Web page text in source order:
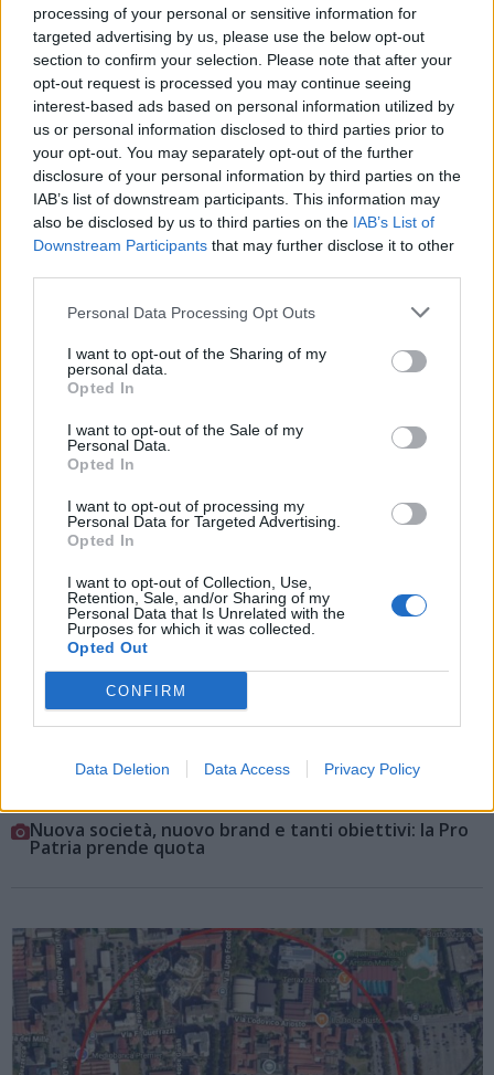
processing of your personal or sensitive information for
targeted advertising by us, please use the below opt-out
section to confirm your selection. Please note that after your
opt-out request is processed you may continue seeing
interest-based ads based on personal information utilized by
us or personal information disclosed to third parties prior to
your opt-out. You may separately opt-out of the further
disclosure of your personal information by third parties on the
IAB’s list of downstream participants. This information may
also be disclosed by us to third parties on the IAB’s List of
Downstream Participants that may further disclose it to other
Personal Data Processing Opt Outs
I want to opt-out of the Sharing of my
personal data.
Opted In
I want to opt-out of the Sale of my
Personal Data.
Opted In
I want to opt-out of processing my
Personal Data for Targeted Advertising.
Opted In
I want to opt-out of Collection, Use,
Retention, Sale, and/or Sharing of my
Personal Data that Is Unrelated with the
Purposes for which it was collected.
Opted Out
CONFIRM
Data Deletion Data Access Privacy Policy
VARESE
Controlli della Guardia di Finanza ai
distributori di carburante nel Varesotto:
sei impianti sanzionati
CALCIO
Passione bustocca e visione
internazionale: la nuova Pro Patria
Nuova società, nuovo brand e tanti obiettivi: la Pro
Patria prende quota